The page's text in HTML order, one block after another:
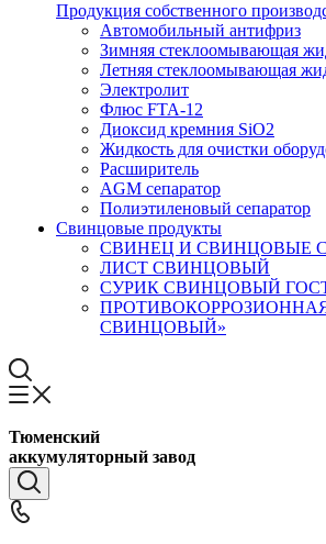
Продукция собственного
Автомобильный антифриз
Зимняя стеклоомывающая
Летняя стеклоомывающая
Электролит
Флюс FTA-12
Диоксид кремния SiO2
Жидкость для очистки
Расширитель
AGM сепаратор
Полиэтиленовый сепаратор
Свинцовые продукты
СВИНЕЦ И СВИНЦОВЫЕ
ЛИСТ СВИНЦОВЫЙ
СУРИК СВИНЦОВЫЙ ГОСТ
СВИНЦОВЫЙ»
Тюменский
аккумуляторный завод